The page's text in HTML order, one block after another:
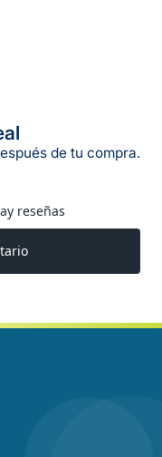
de tu compra.